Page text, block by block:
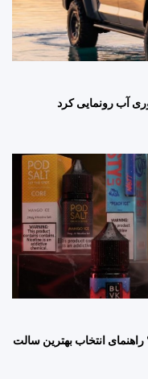
آب رونمایی کرد
انتخاب بهترین سالت